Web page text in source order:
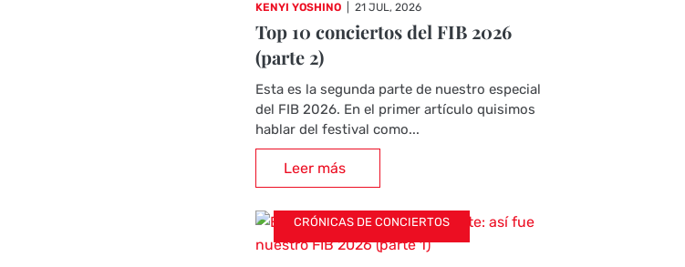
KENYI YOSHINO 21 JUL, 2026
Top 10 conciertos del FIB 2026
(parte 2)
Esta es la segunda parte de nuestro especial
del FIB 2026. En el primer artículo quisimos
hablar del festival como...
Leer más
CRÓNICAS DE CONCIERTOS